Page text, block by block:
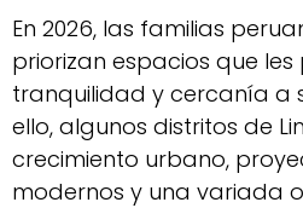
En 2026, las familias
priorizan espacios que
tranquilidad y cercanía a
ello, algunos distritos de
crecimiento urbano,
modernos y una variada